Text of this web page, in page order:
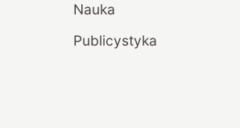
Nauka
Publicystyka